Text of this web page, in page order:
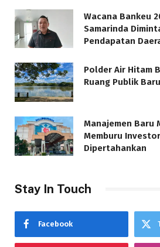
Wacana Bankeu
Samarinda
Pendapatan
Polder Air Hitam
Ruang Publik
Manajemen Baru
Memburu
Dipertahankan
Stay In Touch
Facebook